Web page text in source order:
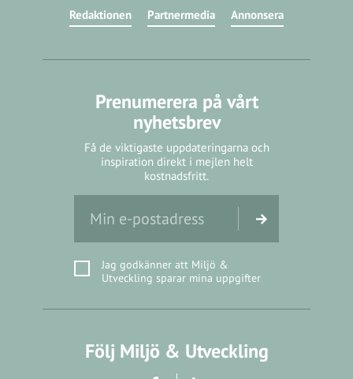
Redaktionen Partnermedia Annonsera
Prenumerera på vårt
nyhetsbrev
Få de viktigaste uppdateringarna och
inspiration direkt i mejlen helt
kostnadsfritt.
Jag godkänner att Miljö &
Utveckling sparar mina uppgifter
Följ Miljö & Utveckling